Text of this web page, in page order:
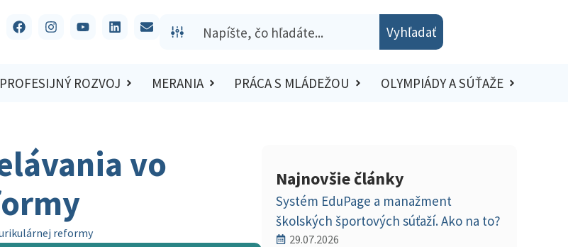
Vyhľadať
PROFESIJNÝ ROZVOJ MERANIA PRÁCA S MLÁDEŽOU OLYMPIÁDY A SÚŤAŽE
vo
reformy
Najnovšie články
Systém EduPage a manažment
školských športových súťaží. Ako na to?
29.07.2026